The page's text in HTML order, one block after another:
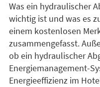
Was ein hydraulischer
wichtig ist und was es
einem kostenlosen
zusammengefasst.
ob ein hydraulischer
Energiemanagement-
Energieeffizienz im